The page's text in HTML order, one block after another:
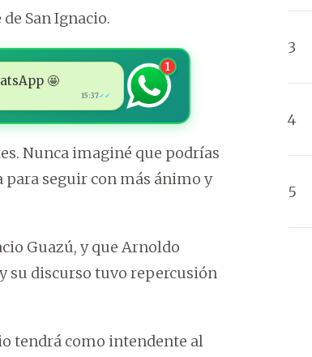
San Ignacio.
🤩
15:37✓✓
1
Nunca imaginé que podrías
para seguir con más ánimo y
Guazú, y que Arnoldo
su discurso tuvo repercusión
tendrá como intendente al